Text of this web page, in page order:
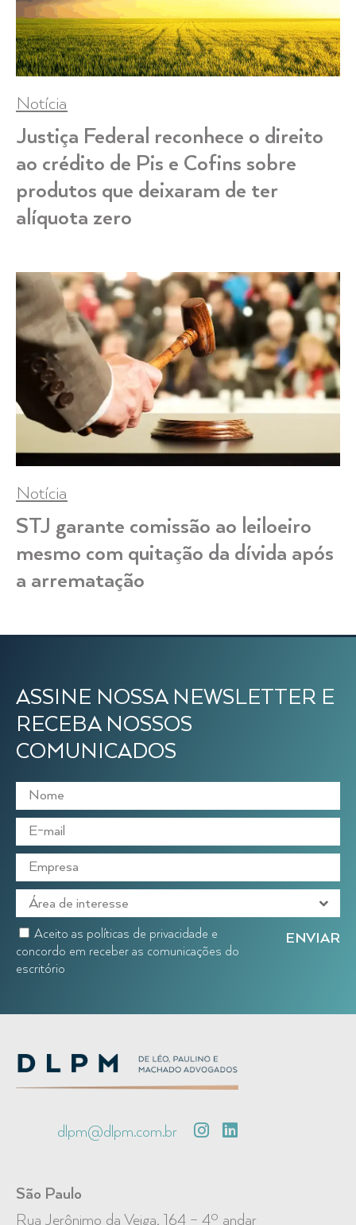
Notícia
Justiça Federal reconhece o direito
ao crédito de Pis e Cofins sobre
produtos que deixaram de ter
alíquota zero
Notícia
STJ garante comissão ao leiloeiro
mesmo com quitação da dívida após
a arrematação
ASSINE NOSSA NEWSLETTER E
RECEBA NOSSOS
COMUNICADOS
Aceito as políticas de privacidade e
concordo em receber as comunicações do
escritório
dlpm@dlpm.com.br
São Paulo
Rua Jerônimo da Veiga, 164 – 4º andar